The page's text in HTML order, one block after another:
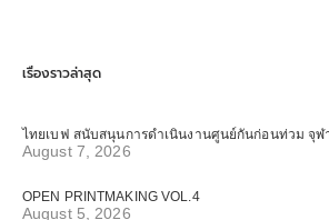
เรื่องราวล่าสุด
ไทยเบฟ สนับสนุนการดำเนินงานศูนย์กันก่อนท่วม จุ
August 7, 2026
OPEN PRINTMAKING VOL.4
August 5, 2026